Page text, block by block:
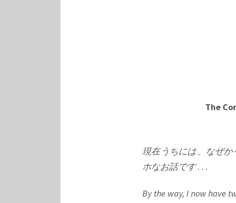
The
現在うちには、なぜか
ホなお話です . . .
By the way, I now have